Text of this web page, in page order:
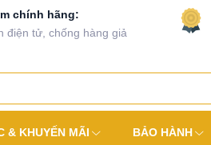
chính hãng:
điện tử, chống hàng giả
& KHUYẾN MÃI BẢO HÀNH